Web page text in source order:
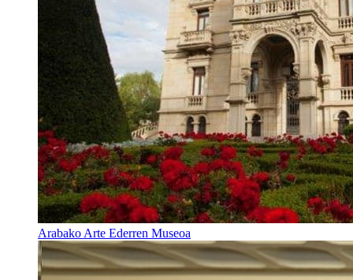
Arabako Arte Ederren Museoa